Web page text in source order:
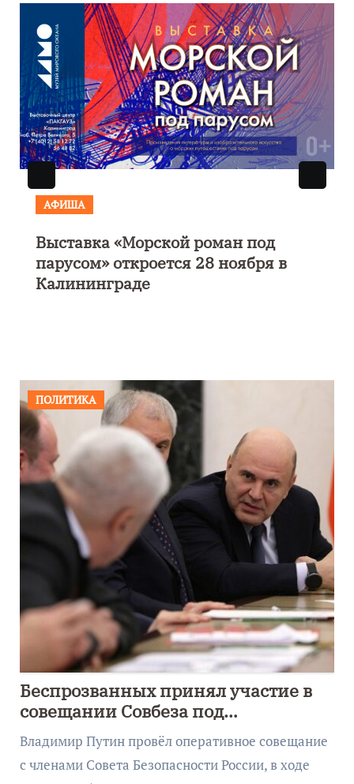
роман под
28 ноября в
Музыкально-
моноспектакль
ПОЛИТИКА
Беспрозванных принял участие в
совещании Совбеза под
руководством Путина
Владимир Путин провёл оперативное совещание
с членами Совета Безопасности России, в ходе